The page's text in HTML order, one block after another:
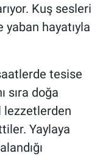
Kuş sesleri
hayatıyla
tesise
sıra doğa
lezzetlerden
Yaylaya